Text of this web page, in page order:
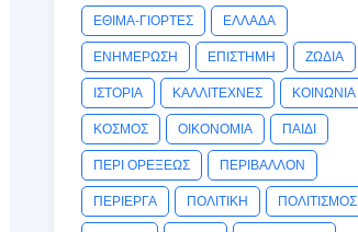
ΕΘΙΜΑ-ΓΙΟΡΤΕΣ ΕΛΛΑΔΑ
ΕΝΗΜΕΡΩΣΗ ΕΠΙΣΤΗΜΗ ΖΩΔΙΑ
ΙΣΤΟΡΙΑ ΚΑΛΛΙΤΕΧΝΕΣ ΚΟΙΝΩΝΙΑ
ΚΟΣΜΟΣ ΟΙΚΟΝΟΜΙΑ ΠΑΙΔΙ
ΠΕΡΙ ΟΡΕΞΕΩΣ ΠΕΡΙΒΑΛΛΟΝ
ΠΕΡΙΕΡΓΑ ΠΟΛΙΤΙΚΗ ΠΟΛΙΤΙΣΜΟΣ